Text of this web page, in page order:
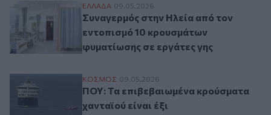
Συναγερμός στην Ηλεία από τον
ΕΛΛAΔΑ 09.05.2026
Συναγερμός στην Ηλεία από τον
εντοπισμό 10 κρουσμάτων
φυματίωσης σε εργάτες γης
ΠΟΥ: Τα επιβεβαιωμένα κρούσματα
ΚΟΣΜΟΣ 09.05.2026
ΠΟΥ: Τα επιβεβαιωμένα κρούσματα
χανταϊού είναι έξι